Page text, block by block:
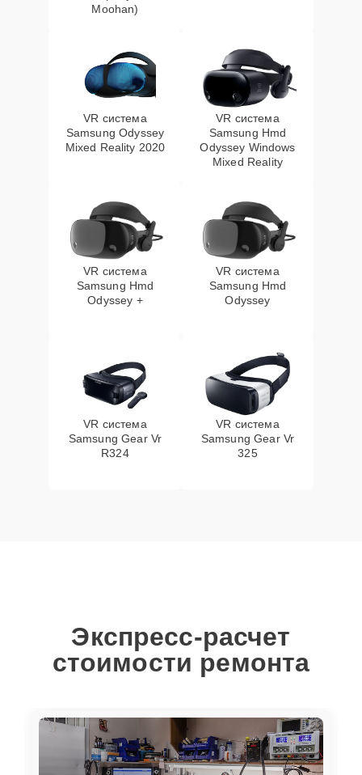
Moohan)
VR система
Samsung Odyssey
Mixed Reality 2020
VR система
Samsung Hmd
Odyssey Windows
Mixed Reality
VR система
Samsung Hmd
Odyssey +
VR система
Samsung Hmd
Odyssey
VR система
Samsung Gear Vr
R324
VR система
Samsung Gear Vr
325
Экспресс-расчет
стоимости ремонта